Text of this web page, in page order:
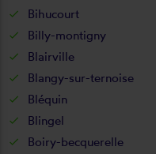
Bihucourt
Billy-montigny
Blairville
Blangy-sur-ternoise
Bléquin
Blingel
Boiry-becquerelle